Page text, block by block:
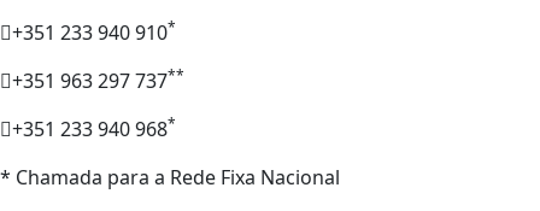
+351 233 940 910*
+351 963 297 737**
+351 233 940 968*
* Chamada para a Rede Fixa Nacional